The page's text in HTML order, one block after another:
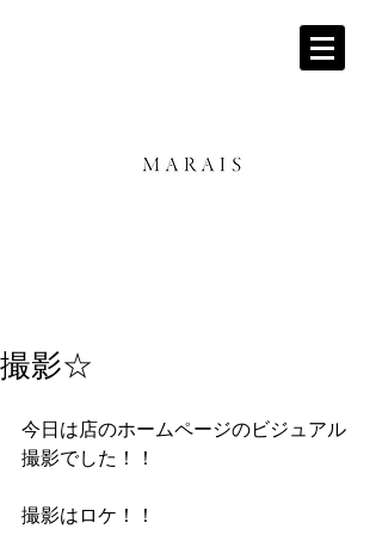
撮影☆
今日は店のホームページのビジュアル
撮影でした！！
撮影はロケ！！